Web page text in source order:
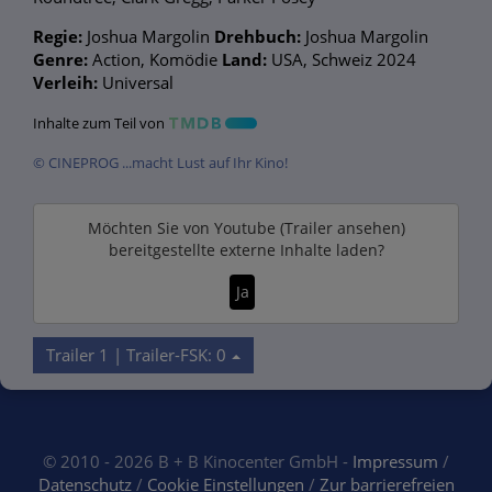
Regie: Joshua Margolin Drehbuch: Joshua Margolin
Genre: Action, Komödie Land: USA, Schweiz 2024
Verleih: Universal
Inhalte zum Teil von
© CINEPROG ...macht Lust auf Ihr Kino!
Möchten Sie von Youtube (Trailer ansehen)
bereitgestellte externe Inhalte laden?
Ja
Trailer 1 | Trailer-FSK: 0
© 2010 - 2026 B + B Kinocenter GmbH - Impressum /
Datenschutz/ Cookie Einstellungen / Zur barrierefreien